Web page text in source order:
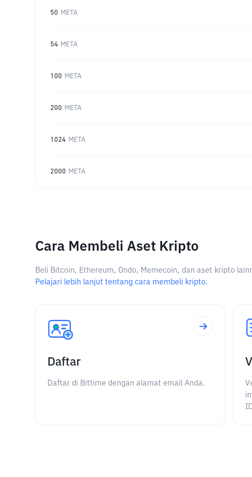
50 META
54 META
100 META
200 META
1024 META
2000 META
Cara Membeli Aset Kripto
Beli Bitcoin, Ethereum, Ondo, Memecoin, dan aset kripto
Pelajari lebih lanjut tentang cara membeli kripto.
Daftar
Daftar di Bittime dengan alamat email Anda.